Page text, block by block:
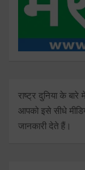
राष्ट्र दुनिया के
आपको इसे सीधे
जानकारी देते हैं।